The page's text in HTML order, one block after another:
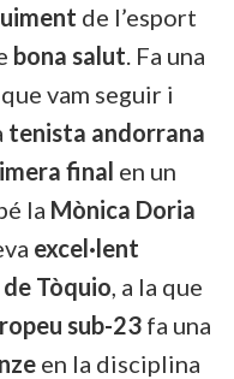
de l’esport
bona salut. Fa una
vam seguir i
tenista andorrana
final en un
la Mònica Doria
excel·lent
Tòquio, a la que
sub-23 fa una
en la disciplina